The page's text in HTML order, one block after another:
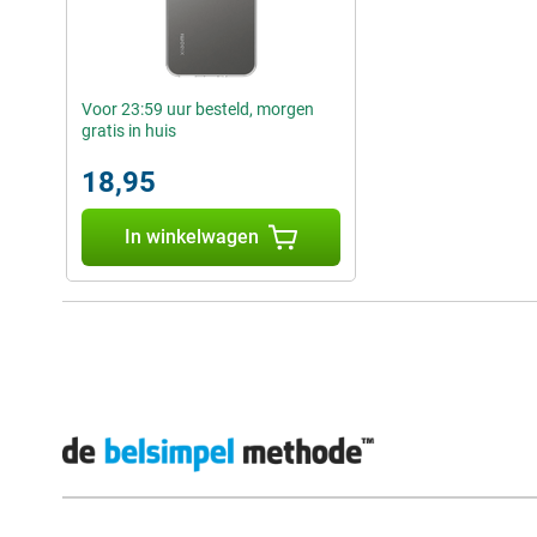
Voor 23:59 uur besteld, morgen
gratis in huis
18,95
In winkelwagen